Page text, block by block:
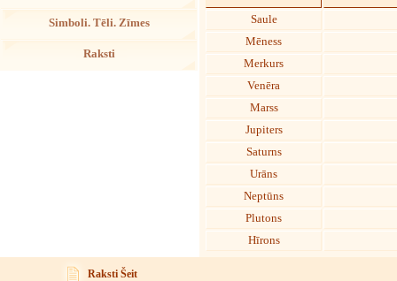
Simboli. Tēli. Zīmes
Raksti
Saule
Mēness
Merkurs
Venēra
Marss
Jupiters
Saturns
Urāns
Neptūns
Plutons
Hīrons
Raksti Šeit